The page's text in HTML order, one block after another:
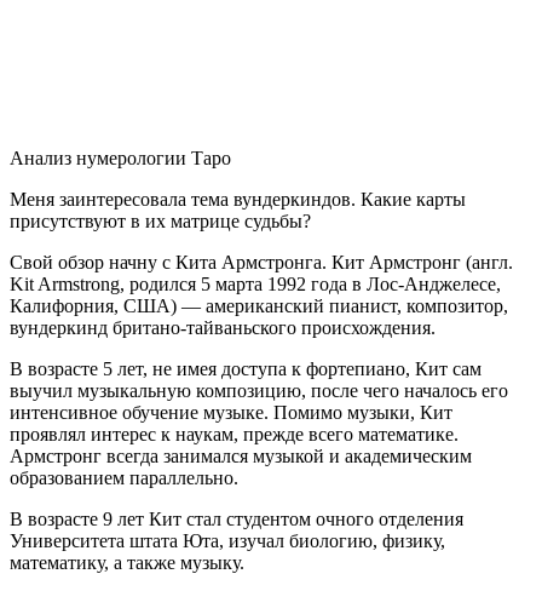
Анализ нумерологии Таро
Меня заинтересовала тема вундеркиндов. Какие карты
присутствуют в их матрице судьбы?
Свой обзор начну с Кита Армстронга. Кит Армстронг (англ.
Kit Armstrong, родился 5 марта 1992 года в Лос-Анджелесе,
Калифорния, США) — американский пианист, композитор,
вундеркинд британо-тайваньского происхождения.
В возрасте 5 лет, не имея доступа к фортепиано, Кит сам
выучил музыкальную композицию, после чего началось его
интенсивное обучение музыке. Помимо музыки, Кит
проявлял интерес к наукам, прежде всего математике.
Армстронг всегда занимался музыкой и академическим
образованием параллельно.
В возрасте 9 лет Кит стал студентом очного отделения
Университета штата Юта, изучал биологию, физику,
математику, а также музыку.